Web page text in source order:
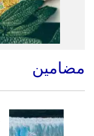
مضامین